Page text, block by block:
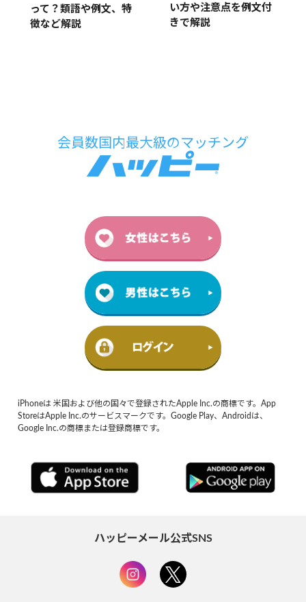
って？類語や例文、特
徴など解説
い方や注意点を例文付
きで解説
iPhoneは 米国および他の国々で登録されたApple Inc.の商標です。App
StoreはApple Inc.のサービスマークです。Google Play、Androidは、
Google Inc.の商標または登録商標です。
ハッピーメール公式SNS